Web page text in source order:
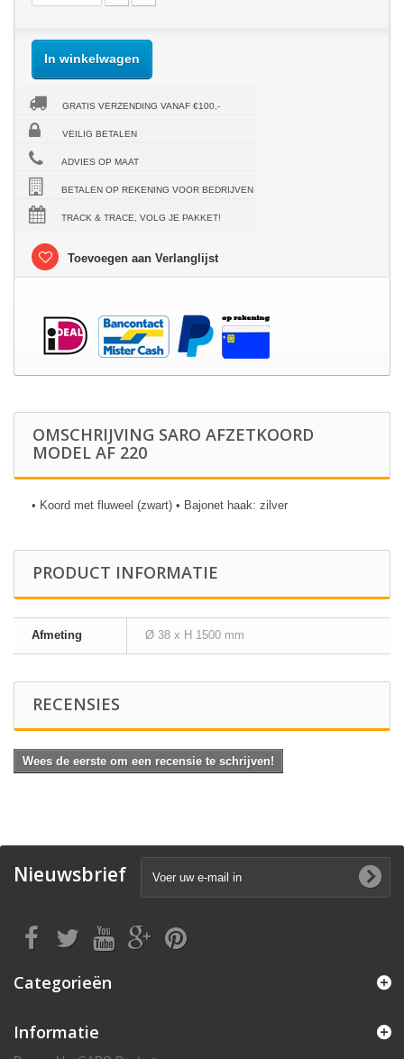
In winkelwagen
GRATIS VERZENDING VANAF €100,-
VEILIG BETALEN
ADVIES OP MAAT
BETALEN OP REKENING VOOR BEDRIJVEN
TRACK & TRACE, VOLG JE PAKKET!
Toevoegen aan Verlanglijst
OMSCHRIJVING SARO AFZETKOORD
MODEL AF 220
• Koord met fluweel (zwart) • Bajonet haak: zilver
PRODUCT INFORMATIE
Afmeting Ø 38 x H 1500 mm
RECENSIES
Wees de eerste om een recensie te schrijven!
Nieuwsbrief
Categorieën
Informatie